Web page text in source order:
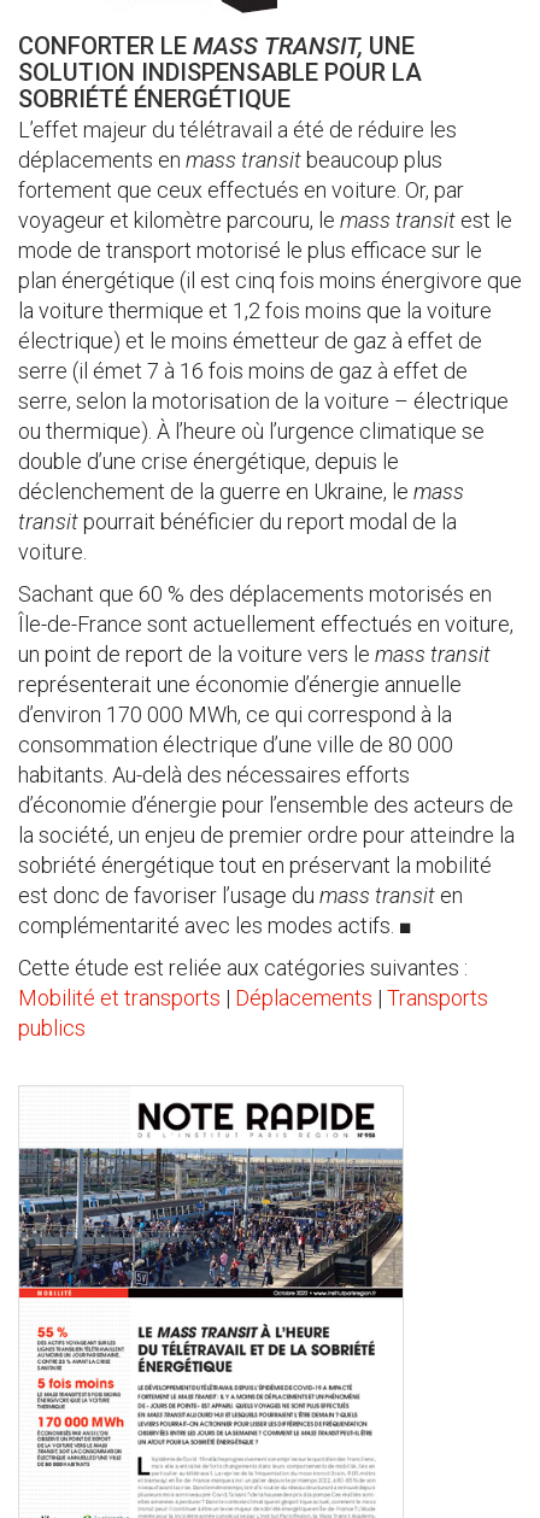
CONFORTER LE MASS TRANSIT, UNE
SOLUTION INDISPENSABLE POUR LA
SOBRIÉTÉ ÉNERGÉTIQUE
L’effet majeur du télétravail a été de réduire les
déplacements en mass transit beaucoup plus
fortement que ceux effectués en voiture. Or, par
voyageur et kilomètre parcouru, le mass transit est le
mode de transport motorisé le plus efficace sur le
plan énergétique (il est cinq fois moins énergivore que
la voiture thermique et 1,2 fois moins que la voiture
électrique) et le moins émetteur de gaz à effet de
serre (il émet 7 à 16 fois moins de gaz à effet de
serre, selon la motorisation de la voiture – électrique
ou thermique). À l’heure où l’urgence climatique se
double d’une crise énergétique, depuis le
déclenchement de la guerre en Ukraine, le mass
transitpourrait bénéficier du report modal de la
voiture.
Sachant que 60 % des déplacements motorisés en
Île-de-France sont actuellement effectués en voiture,
un point de report de la voiture vers le mass transit
représenterait une économie d’énergie annuelle
d’environ 170 000 MWh, ce qui correspond à la
consommation électrique d’une ville de 80 000
habitants. Au-delà des nécessaires efforts
d’économie d’énergie pour l’ensemble des acteurs de
la société, un enjeu de premier ordre pour atteindre la
sobriété énergétique tout en préservant la mobilité
est donc de favoriser l’usage du mass transit en
complémentarité avec les modes actifs. ■
Cette étude est reliée aux catégories suivantes :
Mobilité et transports | Déplacements | Transports
publics